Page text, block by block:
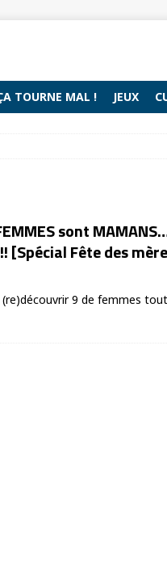
TOURNE MAL ! JEUX
sont
[Spécial Fête des
(re)découvrir 9 de femmes